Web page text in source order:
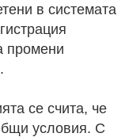
в системата
промени
се счита, че
условия. С